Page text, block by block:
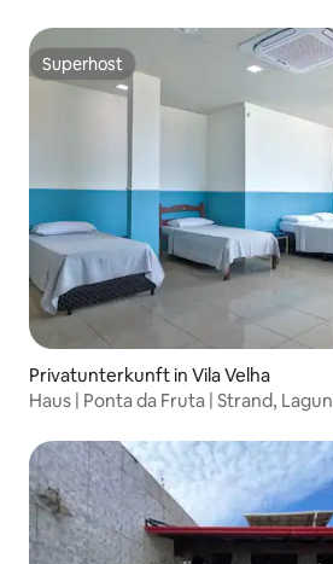
Superhost
Superhost
Privatunterkunft in Vila Velha
Haus | Ponta da Fruta | Strand,